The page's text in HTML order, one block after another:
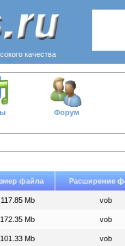
качества
Форум
файла Расширение
117.85 Mb vob
172.35 Mb vob
101.33 Mb vob